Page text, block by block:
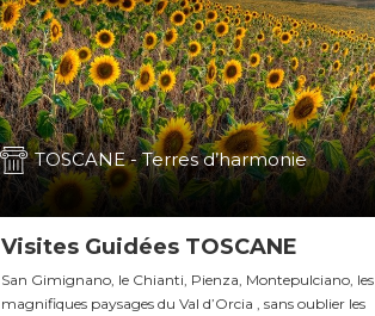
TOSCANE - Terres d’harmonie
Visites Guidées TOSCANE
San Gimignano, le Chianti, Pienza, Montepulciano, les
magnifiques paysages du Val d’Orcia , sans oublier les